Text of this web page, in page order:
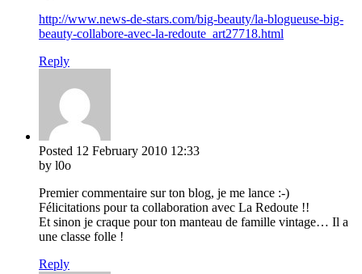
http://www.news-de-stars.com/big-beauty/la-blogueuse-big-
beauty-collabore-avec-la-redoute_art27718.html
Reply
Posted 12 February 2010 12:33
by l0o
Premier commentaire sur ton blog, je me lance :-)
Félicitations pour ta collaboration avec La Redoute !!
Et sinon je craque pour ton manteau de famille vintage… Il a
une classe folle !
Reply